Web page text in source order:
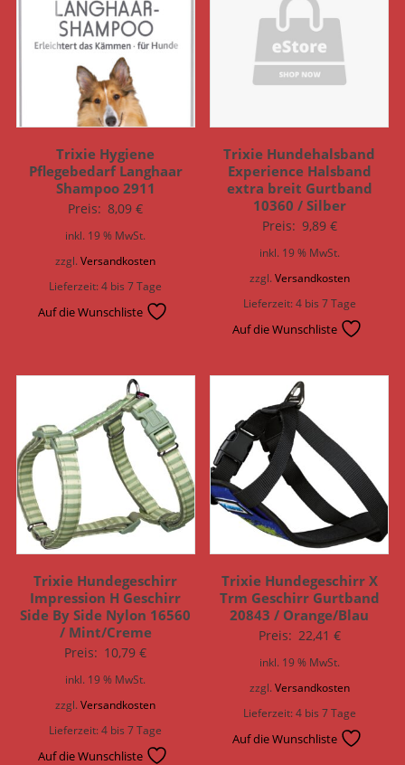
Trixie Hygiene
Pflegebedarf Langhaar
Shampoo 2911
Preis: 8,09€
inkl. 19 % MwSt.
zzgl.Versandkosten
Lieferzeit:4 bis 7 Tage
Auf die Wunschliste
Trixie Hundehalsband
Experience Halsband
extra breit Gurtband
10360 / Silber
Preis: 9,89 €
inkl. 19 % MwSt.
zzgl. Versandkosten
Lieferzeit:4 bis 7 Tage
Auf die Wunschliste
Trixie Hundegeschirr
Impression H Geschirr
Side By Side Nylon 16560
/ Mint/Creme
Preis: 10,79€
inkl. 19 % MwSt.
zzgl.Versandkosten
Lieferzeit:4 bis 7 Tage
Auf die Wunschliste
Trixie Hundegeschirr X
Trm Geschirr Gurtband
20843 / Orange/Blau
Preis: 22,41 €
inkl. 19 % MwSt.
zzgl. Versandkosten
Lieferzeit:4 bis 7 Tage
Auf die Wunschliste